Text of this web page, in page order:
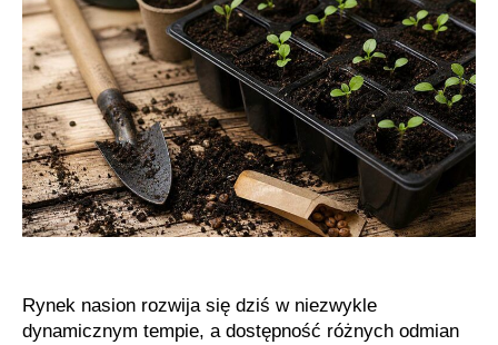
i
odmian
dla
wymagających
pasjonatów
uprawy
Rynek nasion rozwija się dziś w niezwykle
dynamicznym tempie, a dostępność różnych odmian